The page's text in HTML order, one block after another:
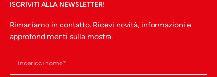
ISCRIVITI ALLA NEWSLETTER!
Rimaniamo in contatto. Ricevi novità, informazioni e
approfondimenti sulla mostra.